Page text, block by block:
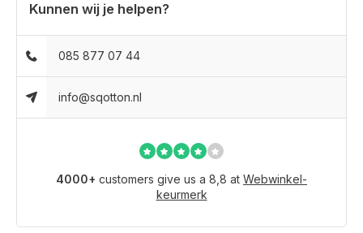
Kunnen wij je helpen?
085 877 07 44
info@sqotton.nl
4000+ customers give us a 8,8 at Webwinkel-
keurmerk